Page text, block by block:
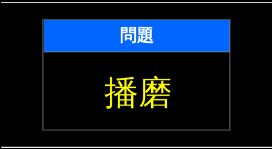
問題
播磨